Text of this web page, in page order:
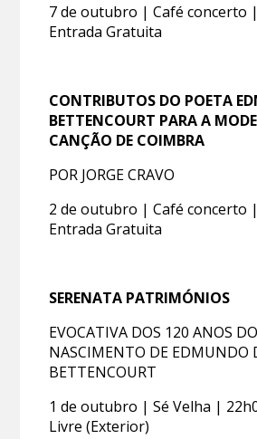
7 de outubro | Café concerto
Entrada Gratuita
CONTRIBUTOS DO POETA
BETTENCOURT PARA A
CANÇÃO DE COIMBRA
POR JORGE CRAVO
2 de outubro | Café concerto
Entrada Gratuita
SERENATA PATRIMÓNIOS
EVOCATIVA DOS 120 ANOS DO
NASCIMENTO DE EDMUNDO
BETTENCOURT
1 de outubro | Sé Velha |
Livre (Exterior)